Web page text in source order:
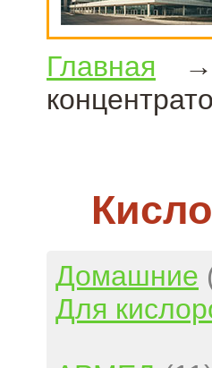
Главная
Домашние
Для